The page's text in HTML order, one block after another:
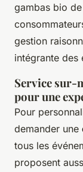
gambas bio
gestion
intégrante des
Service sur-
pour une
Pour
demander une
tous les
proposent